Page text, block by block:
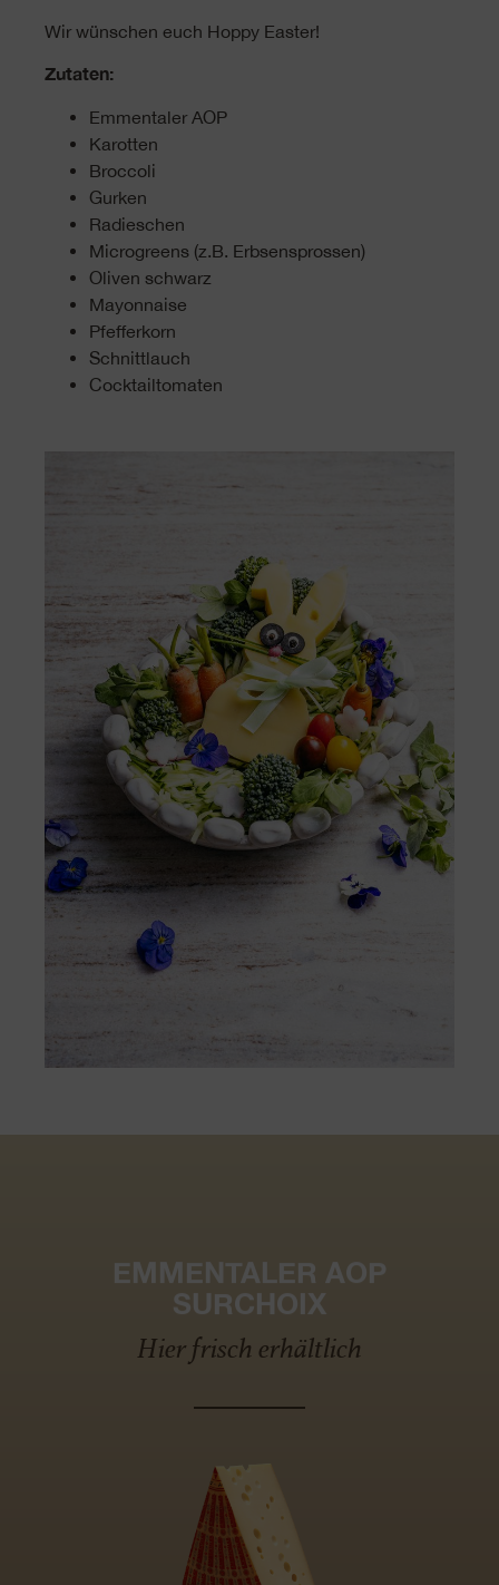
Wir wünschen euch Hoppy Easter!
Zutaten:
Emmentaler AOP
Karotten
Broccoli
Gurken
Radieschen
Microgreens (z.B. Erbsensprossen)
Oliven schwarz
Mayonnaise
Pfefferkorn
Schnittlauch
Cocktailtomaten
EMMENTALER AOP
SURCHOIX
Hier frisch erhältlich